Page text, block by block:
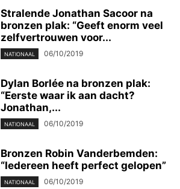
Stralende Jonathan Sacoor na
bronzen plak: “Geeft enorm veel
zelfvertrouwen voor...
NATIONAAL 06/10/2019
Dylan Borlée na bronzen plak:
“Eerste waar ik aan dacht?
Jonathan,...
NATIONAAL 06/10/2019
Bronzen Robin Vanderbemden:
“Iedereen heeft perfect gelopen”
NATIONAAL 06/10/2019